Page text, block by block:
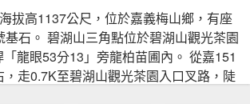
拔高1137公尺，位於嘉義梅山鄉，有座
基石。 碧湖山三角點位於碧湖山觀光茶園
「龍眼53分13」旁龍柏苗圃內。 從嘉151
，走0.7K至碧湖山觀光茶園入口叉路，陡